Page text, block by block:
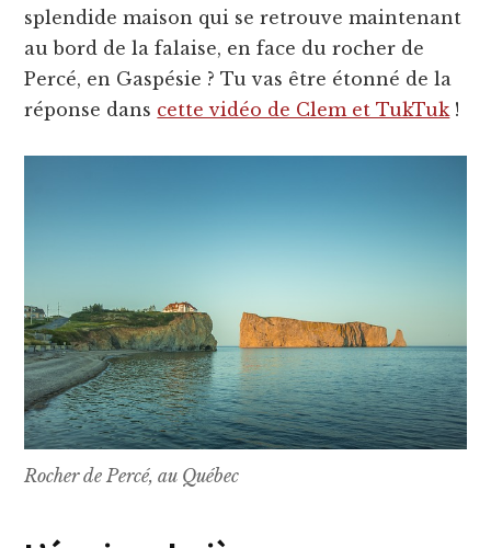
splendide maison qui se retrouve maintenant
au bord de la falaise, en face du rocher de
Percé, en Gaspésie ? Tu vas être étonné de la
réponse dans cette vidéo de Clem et TukTuk !
Rocher de Percé, au Québec